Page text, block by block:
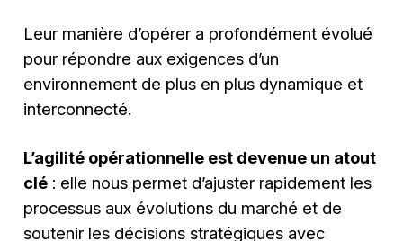
Leur manière d’opérer a profondément évolué
pour répondre aux exigences d’un
environnement de plus en plus dynamique et
interconnecté.
L’agilité opérationnelle est devenue un atout
clé : elle nous permet d’ajuster rapidement les
processus aux évolutions du marché et de
soutenir les décisions stratégiques avec